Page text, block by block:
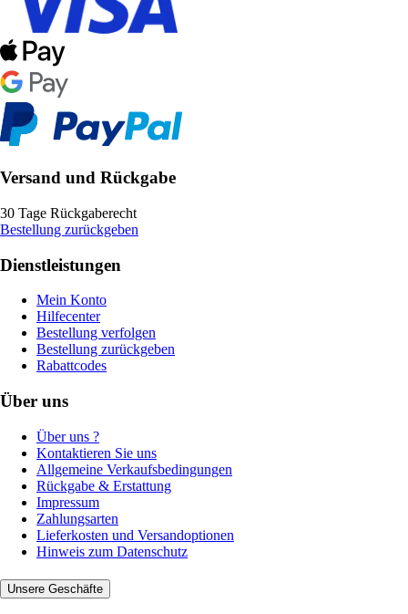
Versand und Rückgabe
30 Tage Rückgaberecht
Bestellung zurückgeben
Dienstleistungen
Mein Konto
Hilfecenter
Bestellung verfolgen
Bestellung zurückgeben
Rabattcodes
Über uns
Über uns ?
Kontaktieren Sie uns
Allgemeine Verkaufsbedingungen
Rückgabe & Erstattung
Impressum
Zahlungsarten
Lieferkosten und Versandoptionen
Hinweis zum Datenschutz
Unsere Geschäfte